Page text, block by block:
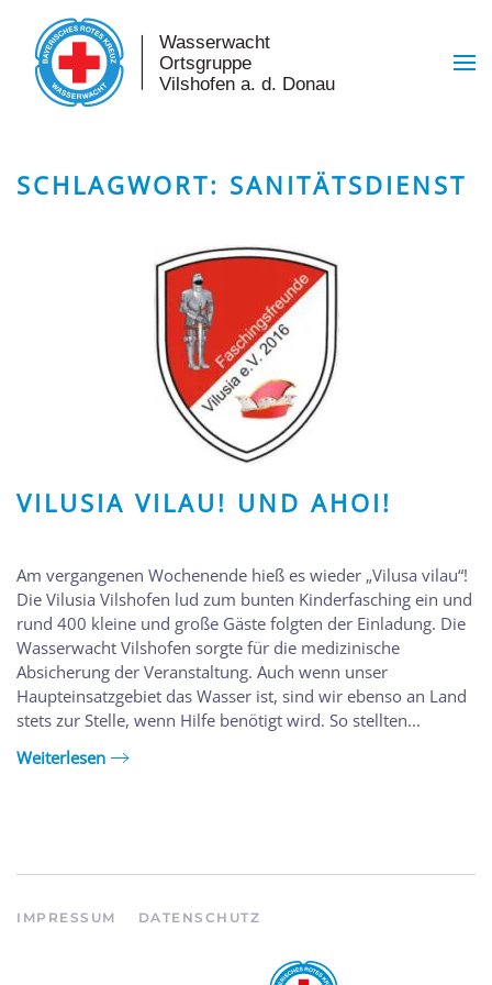
Skip to main content
SCHLAGWORT: SANITÄTSDIENST
VILUSIA VILAU! UND AHOI!
Am vergangenen Wochenende hieß es wieder „Vilusa vilau“!
Die Vilusia Vilshofen lud zum bunten Kinderfasching ein und
rund 400 kleine und große Gäste folgten der Einladung. Die
Wasserwacht Vilshofen sorgte für die medizinische
Absicherung der Veranstaltung. Auch wenn unser
Haupteinsatzgebiet das Wasser ist, sind wir ebenso an Land
stets zur Stelle, wenn Hilfe benötigt wird. So stellten...
Weiterlesen
IMPRESSUM DATENSCHUTZ